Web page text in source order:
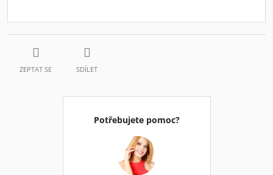
ZEPTAT SE SDÍLET
Potřebujete pomoc?